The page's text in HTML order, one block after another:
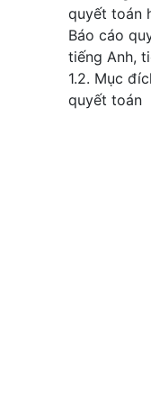
quyết toán
Báo cáo
tiếng Anh,
1.2. Mục
quyết toán